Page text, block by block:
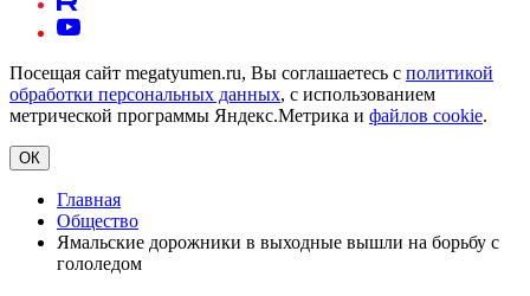
Посещая сайт megatyumen.ru, Вы соглашаетесь с политикой
обработки персональных данных, с использованием
метрической программы Яндекс.Метрика и файлов cookie.
ОК
Главная
Общество
Ямальские дорожники в выходные вышли на борьбу с
гололедом